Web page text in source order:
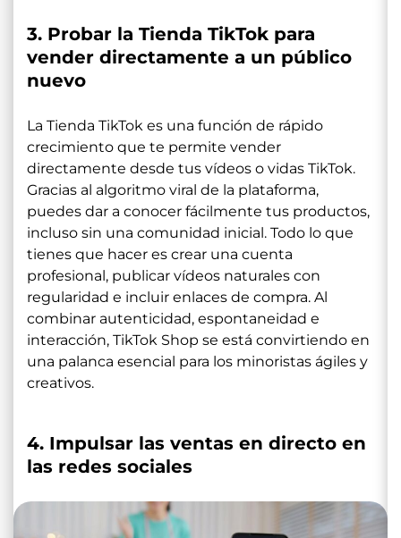
3. Probar la Tienda TikTok para
vender directamente a un público
nuevo
La Tienda TikTok es una función de rápido
crecimiento que te permite vender
directamente desde tus vídeos o vidas TikTok.
Gracias al algoritmo viral de la plataforma,
puedes dar a conocer fácilmente tus productos,
incluso sin una comunidad inicial. Todo lo que
tienes que hacer es crear una cuenta
profesional, publicar vídeos naturales con
regularidad e incluir enlaces de compra. Al
combinar autenticidad, espontaneidad e
interacción, TikTok Shop se está convirtiendo en
una palanca esencial para los minoristas ágiles y
creativos.
4. Impulsar las ventas en directo en
las redes sociales